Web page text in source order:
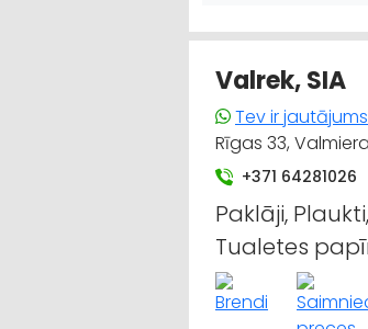
Valrek, SIA
Tev ir
Rīgas 33,
+371 64281026
Paklāji,
Tualetes